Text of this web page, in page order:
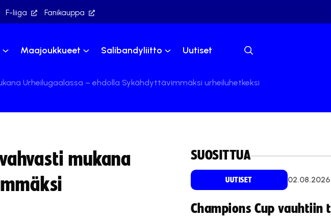
F-liiga Fanikauppa
Maajoukkueet Salibandyliitto Uutiset
Urheilugaalassa – ehdolla Sykähdyttävimmäksi urheiluhetkeksi
mukana
SUOSITTUA
UUTISET 02.08.2026
Champions Cup vauhtiin